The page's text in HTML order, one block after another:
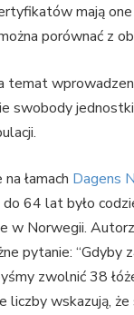
mają
porównać z
temat
swobody
łamach Dagens
64 lat było
Norwegii.
pytanie: “Gdyby
zwolnić 38
wskazują,